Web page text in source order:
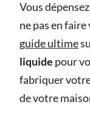
Vous
ne pas en faire
guide ultime
liquide pour
fabriquer
de votre